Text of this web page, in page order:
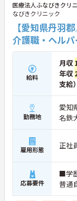
医療法人ふなびきクリ
なびきクリニック
【愛知県丹羽
介護職・ヘル
給料
月収
年収
支給）
勤務地
愛知
名鉄
雇用形態 正社
応募要件
■学
普通